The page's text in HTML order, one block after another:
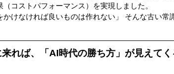
（コストパフォーマンス）を実現しました。
かけなければ良いものは作れない」 そんな古い常
来れば、「AI時代の勝ち方」が見えてく